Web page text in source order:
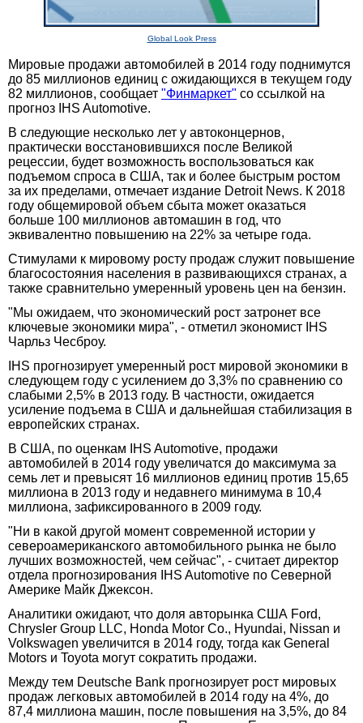
Global Look Press
Мировые продажи автомобилей в 2014 году поднимутся
до 85 миллионов единиц с ожидающихся в текущем году
82 миллионов, сообщает "Финмаркет" со ссылкой на
прогноз IHS Automotive.
В следующие несколько лет у автоконцернов,
практически восстановившихся после Великой
рецессии, будет возможность воспользоваться как
подъемом спроса в США, так и более быстрым ростом
за их пределами, отмечает издание Detroit News. К 2018
году общемировой объем сбыта может оказаться
больше 100 миллионов автомашин в год, что
эквивалентно повышению на 22% за четыре года.
Стимулами к мировому росту продаж служит повышение
благосостояния населения в развивающихся странах, а
также сравнительно умеренный уровень цен на бензин.
"Мы ожидаем, что экономический рост затронет все
ключевые экономики мира", - отметил экономист IHS
Чарльз Чесброу.
IHS прогнозирует умеренный рост мировой экономики в
следующем году с усилением до 3,3% по сравнению со
слабыми 2,5% в 2013 году. В частности, ожидается
усиление подъема в США и дальнейшая стабилизация в
европейских странах.
В США, по оценкам IHS Automotive, продажи
автомобилей в 2014 году увеличатся до максимума за
семь лет и превысят 16 миллионов единиц против 15,65
миллиона в 2013 году и недавнего минимума в 10,4
миллиона, зафиксированного в 2009 году.
"Ни в какой другой момент современной истории у
североамериканского автомобильного рынка не было
лучших возможностей, чем сейчас", - считает директор
отдела прогнозирования IHS Automotive по Северной
Америке Майк Джексон.
Аналитики ожидают, что доля авторынка США Ford,
Chrysler Group LLC, Honda Motor Co., Hyundai, Nissan и
Volkswagen увеличится в 2014 году, тогда как General
Motors и Toyota могут сократить продажи.
Между тем Deutsche Bank прогнозирует рост мировых
продаж легковых автомобилей в 2014 году на 4%, до
87,4 миллиона машин, после повышения на 3,5%, до 84